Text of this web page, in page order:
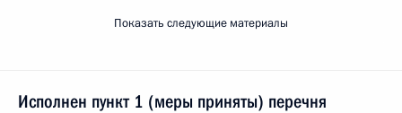
Показать следующие материалы
Исполнен пункт 1 (меры приняты) перечня